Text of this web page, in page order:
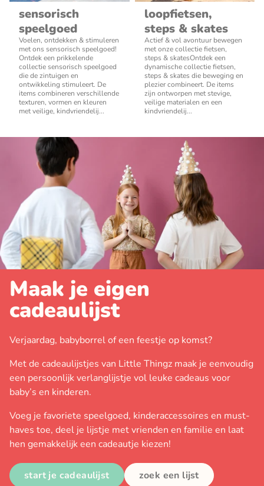
sensorisch
speelgoed
Voelen, ontdekken & stimuleren
met ons sensorisch speelgoed!
Ontdek een prikkelende
collectie sensorisch speelgoed
die de zintuigen en
ontwikkeling stimuleert. De
items combineren verschillende
texturen, vormen en kleuren
met veilige, kindvriendelij...
loopfietsen,
steps & skates
Actief & vol avontuur bewegen
met onze collectie fietsen,
steps & skatesOntdek een
dynamische collectie fietsen,
steps & skates die beweging en
plezier combineert. De items
zijn ontworpen met stevige,
veilige materialen en een
kindvriendelij...
Maak je eigen
cadeaulijst
Verjaardag, babyborrel of een feestje op komst?
Met de cadeaulijstjes van Little Thingz maak je eenvoudig
een persoonlijk verlanglijstje vol leuke cadeaus voor
baby’s en kinderen.
Voeg je favoriete speelgoed, kinderaccessoires en must-
haves toe, deel je lijstje met vrienden en familie en laat
hen gemakkelijk een cadeautje kiezen!
start je cadeaulijst zoek een lijst